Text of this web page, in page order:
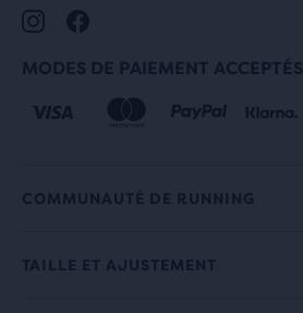
MODES DE PAIEMENT ACCEPTÉS
COMMUNAUTÉ DE RUNNING
TAILLE ET AJUSTEMENT